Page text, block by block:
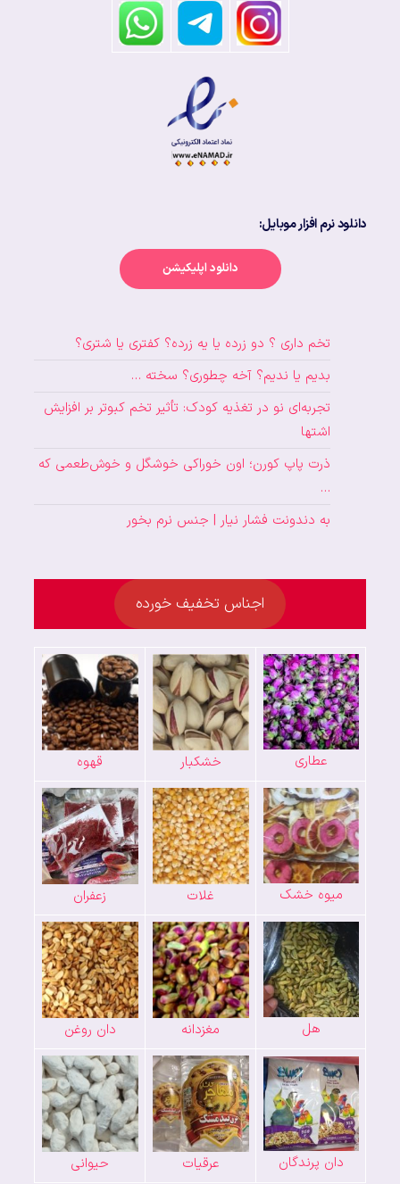
دانلود نرم افزار موبایل:
دانلود اپلیکیشن
تخم داری ؟ دو زرده یا یه زرده؟ کفتری یا شتری؟
بدیم یا ندیم؟ آخه چطوری؟ سخته …
تجربه‌ای نو در تغذیه کودک: تأثیر تخم کبوتر بر افزایش
اشتها
ذرت پاپ کورن؛ اون خوراکی خوشگل و خوش‌طعمی که
…
به دندونت فشار نیار | جنس نرم بخور
اجناس تخفیف خورده
عطاری خشکبار قهوه
میوه خشک غلات زعفران
هل مغزدانه دان روغن
دان پرندگان عرقیات حیوانی